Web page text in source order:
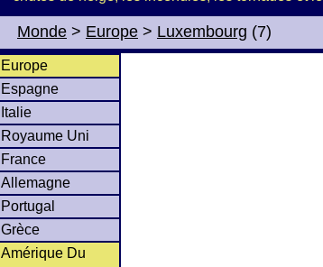
Monde > Europe > Luxembourg (7)
Europe
Espagne
Italie
Royaume Uni
France
Allemagne
Portugal
Grèce
Amérique Du